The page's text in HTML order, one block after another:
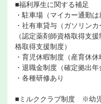
■福利厚生に関する補足
・駐車場（マイカー通勤は
・社有車貸与（ガソリン
（認定薬剤師資格取得支
格取得支援制度）
・育児休暇制度（産育休休
・退職金制度（確定拠出年
・各種研修あり
■ミルククラブ制度 ※幼